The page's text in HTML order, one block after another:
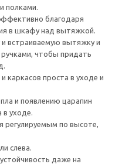
полками.
благодаря
в шкафу над вытяжкой.
встраиваемую вытяжку и
чтобы придать
каркасов проста в уходе и
и появлению царапин
уходе.
регулируемым по высоте,
слева.
даже на